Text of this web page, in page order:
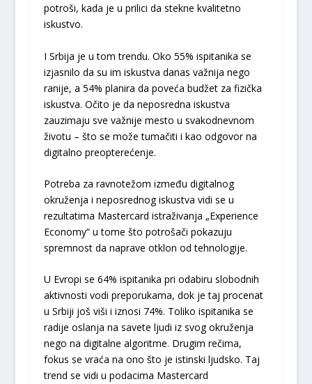
potroši, kada je u prilici da stekne kvalitetno
iskustvo.
I Srbija je u tom trendu. Oko 55% ispitanika se
izjasnilo da su im iskustva danas važnija nego
ranije, a 54% planira da poveća budžet za fizička
iskustva. Očito je da neposredna iskustva
zauzimaju sve važnije mesto u svakodnevnom
životu – što se može tumačiti i kao odgovor na
digitalno preopterećenje.
Potreba za ravnotežom između digitalnog
okruženja i neposrednog iskustva vidi se u
rezultatima Mastercard istraživanja „Experience
Economy“ u tome što potrošači pokazuju
spremnost da naprave otklon od tehnologije.
U Evropi se 64% ispitanika pri odabiru slobodnih
aktivnosti vodi preporukama, dok je taj procenat
u Srbiji još viši i iznosi 74%. Toliko ispitanika se
radije oslanja na savete ljudi iz svog okruženja
nego na digitalne algoritme. Drugim rečima,
fokus se vraća na ono što je istinski ljudsko. Taj
trend se vidi u podacima Mastercard